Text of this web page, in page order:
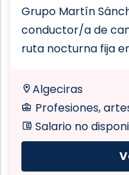
Grupo Martín
conductor/a de
ruta nocturna fija
Algeciras
Profesiones,
Salario no